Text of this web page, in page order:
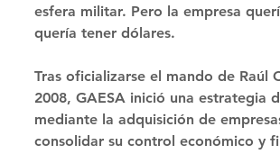
esfera militar. Pero la empresa
quería tener dólares.
Tras oficializarse el mando de Raúl
2008, GAESA inició una estrategia
mediante la adquisición de
consolidar su control económico y